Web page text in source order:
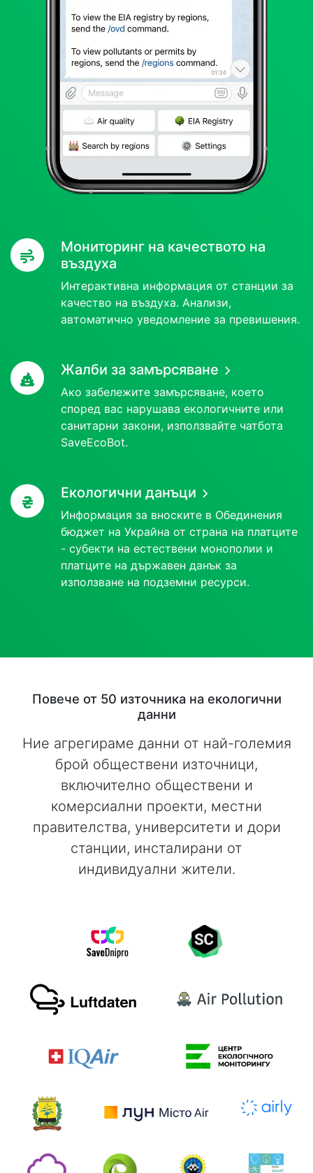
Мониторинг на качеството на
въздуха
Интерактивна информация от станции за
качество на въздуха. Анализи,
автоматично уведомление за превишения.
Жалби за замърсяване
Ако забележите замърсяване, което
според вас нарушава екологичните или
санитарни закони, използвайте чатбота
SaveEcoBot.
Екологични данъци
Информация за вноските в Обединения
бюджет на Украйна от страна на платците
- субекти на естествени монополии и
платците на държавен данък за
използване на подземни ресурси.
Повече от 50 източника на екологични
данни
Ние агрегираме данни от най-големия
брой обществени източници,
включително обществени и
комерсиални проекти, местни
правителства, университети и дори
станции, инсталирани от
индивидуални жители.